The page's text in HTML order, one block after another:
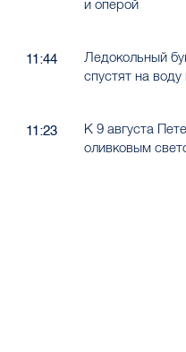
и оперой
11:44
Ледокольный
спустят на воду
11:23
К 9 августа
оливковым